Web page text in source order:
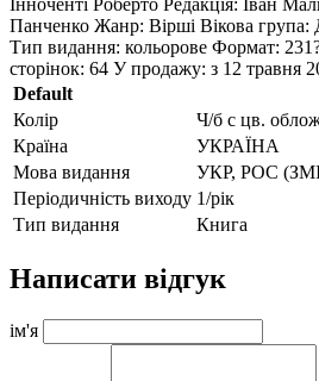
Панченко Жанр: Вірші Вікова група:
Тип видання: кольорове Формат:
сторінок: 64 У продажу: з 12 травня
Default
Колір
Ч/б с цв.
Країна
УКРАЇНА
Мова видання
УКР, РОС
Періодичність виходу 1/рік
Тип видання
Книга
Написати відгук
ім'я